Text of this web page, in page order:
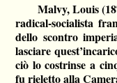
Malvy, Louis
radical-socialista
dello scontro
lasciare
ciò lo costrinse a
fu rieletto alla